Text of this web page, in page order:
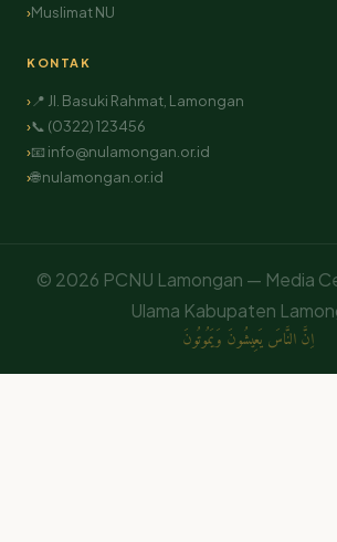
Muslimat NU
KONTAK
📍 Jl. Basuki Rahmat, Lamongan
📞 (0322) 123456
📧 info@nulamongan.or.id
🌐 nulamongan.or.id
© 2026 PCNU Lamongan — Media
Ulama Kabupaten
اِنَّ النَّاسَ يَعِيشُونَ وَيَمُوتُونَ